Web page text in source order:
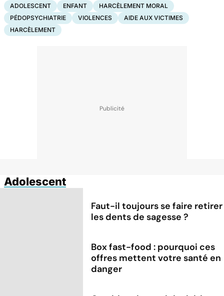
ADOLESCENT ENFANT
HARCÈLEMENT MORAL
PÉDOPSYCHIATRIE
VIOLENCES
AIDE AUX VICTIMES
HARCÈLEMENT
Adolescent
Faut-il toujours se faire retirer
les dents de sagesse ?
Box fast-food : pourquoi ces
offres mettent votre santé en
danger